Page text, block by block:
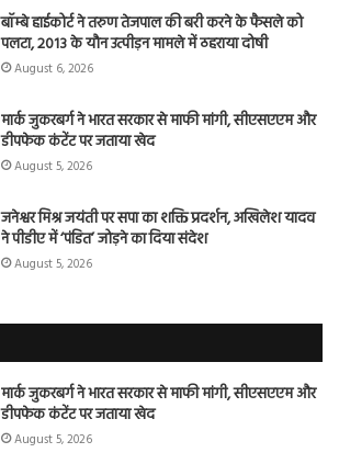
बॉम्बे हाईकोर्ट ने तरुण तेजपाल की बरी करने के फैसले को
पलटा, 2013 के यौन उत्पीड़न मामले में ठहराया दोषी
August 6, 2026
मार्क जुकरबर्ग ने भारत सरकार से माफी मांगी, सीएसएएम और
डीपफेक कंटेंट पर जताया खेद
August 5, 2026
जनेश्वर मिश्र जयंती पर सपा का शक्ति प्रदर्शन, अखिलेश यादव
ने पीडीए में ‘पंडित’ जोड़ने का दिया संदेश
August 5, 2026
मार्क जुकरबर्ग ने भारत सरकार से माफी मांगी, सीएसएएम और
डीपफेक कंटेंट पर जताया खेद
August 5, 2026